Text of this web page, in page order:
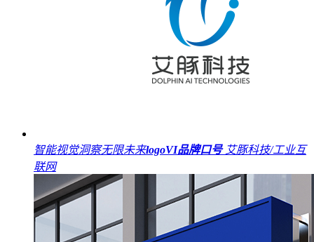
智能视觉洞察无限未来logoVI品牌口号 艾豚科技/工业互
联网